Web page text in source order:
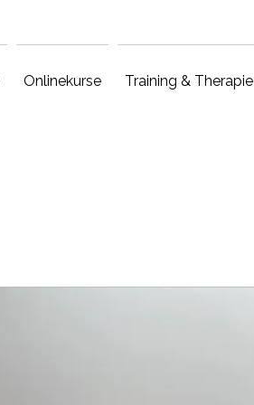
Onlinekurse Training & Therapie